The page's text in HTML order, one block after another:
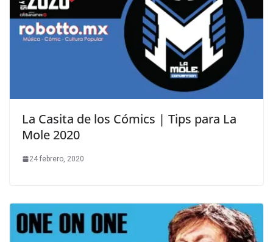
La Casita de los Cómics | Tips para La
Mole 2020
24 febrero, 2020